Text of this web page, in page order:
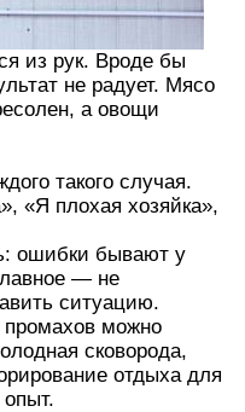
из рук. Вроде бы
не радует. Мясо
а овощи
такого случая.
«Я плохая хозяйка»,
ошибки бывают у
— не
ситуацию.
промахов можно
сковорода,
отдыха для